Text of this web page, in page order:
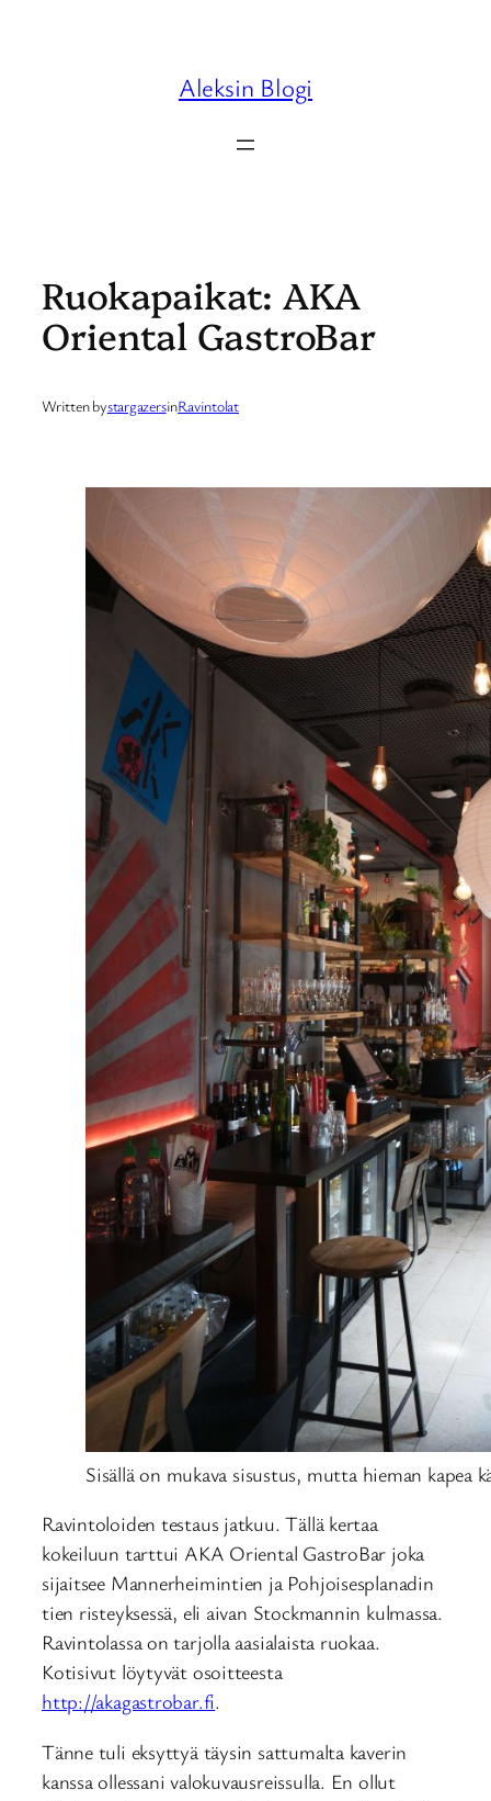
Aleksin Blogi
Ruokapaikat: AKA
Oriental GastroBar
Written bystargazersinRavintolat
Sisällä on mukava sisustus, mutta hieman kapea
Ravintoloiden testaus jatkuu. Tällä kertaa
kokeiluun tarttui AKA Oriental GastroBar joka
sijaitsee Mannerheimintien ja Pohjoisesplanadin
tien risteyksessä, eli aivan Stockmannin kulmassa.
Ravintolassa on tarjolla aasialaista ruokaa.
Kotisivut löytyvät osoitteesta
http://akagastrobar.fi.
Tänne tuli eksyttyä täysin sattumalta kaverin
kanssa ollessani valokuvausreissulla. En ollut